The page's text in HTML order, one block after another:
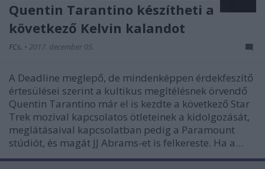
Quentin Tarantino készítheti a
következő Kelvin kalandot
FCs. • 2017. december 05.
A Deadline meglepő, de mindenképpen érdekfeszítő
értesülései szerint a kultikus megítélésnek örvendő
Quentin Tarantino már el is kezdte a következő Star
Trek mozival kapcsolatos ötleteinek a kidolgozását,
meglátásaival kapcsolatban pedig a Paramount
stúdiót, és magát JJ Abrams-et is felkereste. Ha a…